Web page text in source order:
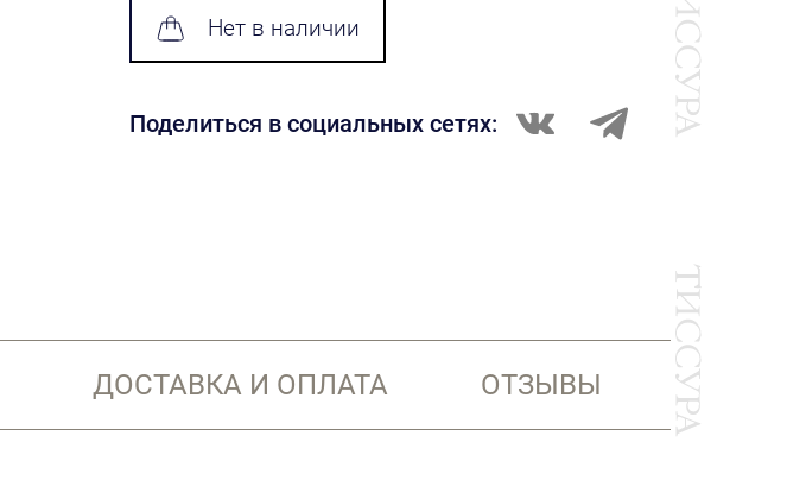
Нет в наличии
Поделиться в социальных сетях:
ДОСТАВКА И ОПЛАТА ОТЗЫВЫ